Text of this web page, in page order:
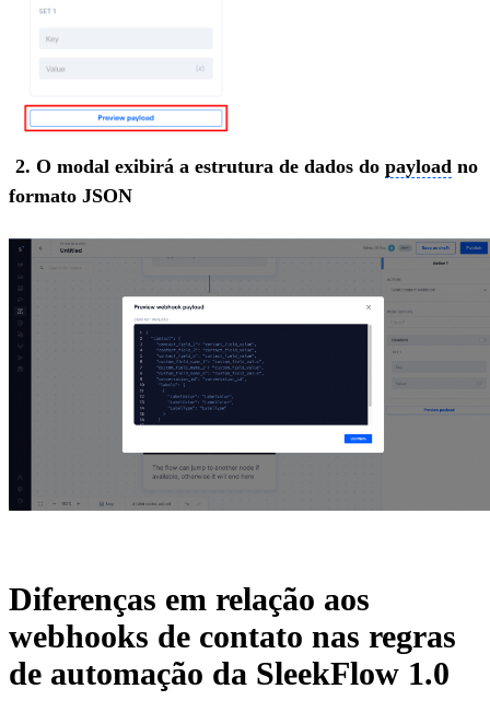
2. O modal exibirá a estrutura de dados do payload no
formato JSON
Diferenças em relação aos
webhooks de contato nas regras
de automação da SleekFlow 1.0